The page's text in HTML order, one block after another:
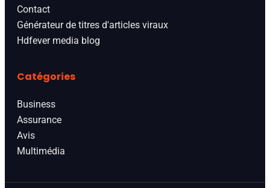
Contact
Générateur de titres d'articles viraux
Hdfever media blog
Catégories
Business
Assurance
Avis
Multimédia